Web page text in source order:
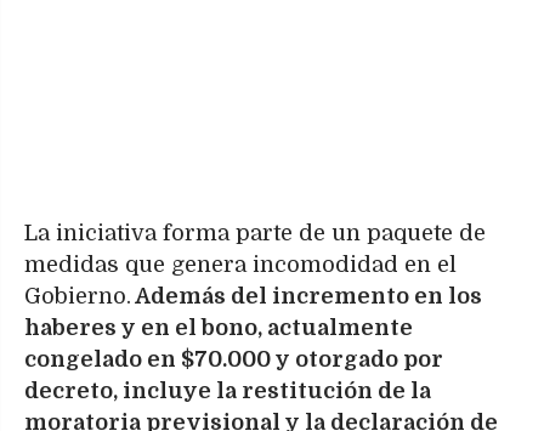
La iniciativa forma parte de un paquete de
medidas que genera incomodidad en el
Gobierno. Además del incremento en los
haberes y en el bono, actualmente
congelado en $70.000 y otorgado por
decreto, incluye la restitución de la
moratoria previsional y la declaración de